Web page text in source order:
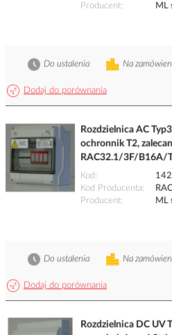
Producent
ML
Dodaj do porównania
Na
Do ustalenia
Rozdzielnica AC
ochronnik T2,
RAC32.1/3F/B16A/
Kod
Kod Producenta
Producent
ML
Dodaj do porównania
Na
Do ustalenia
Rozdzielnica DC UV